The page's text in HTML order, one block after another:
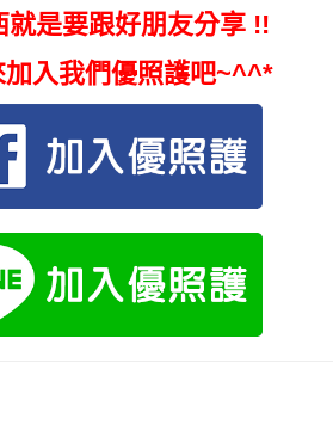
就是要跟好朋友分享 !!
加入我們優照護吧~^^*